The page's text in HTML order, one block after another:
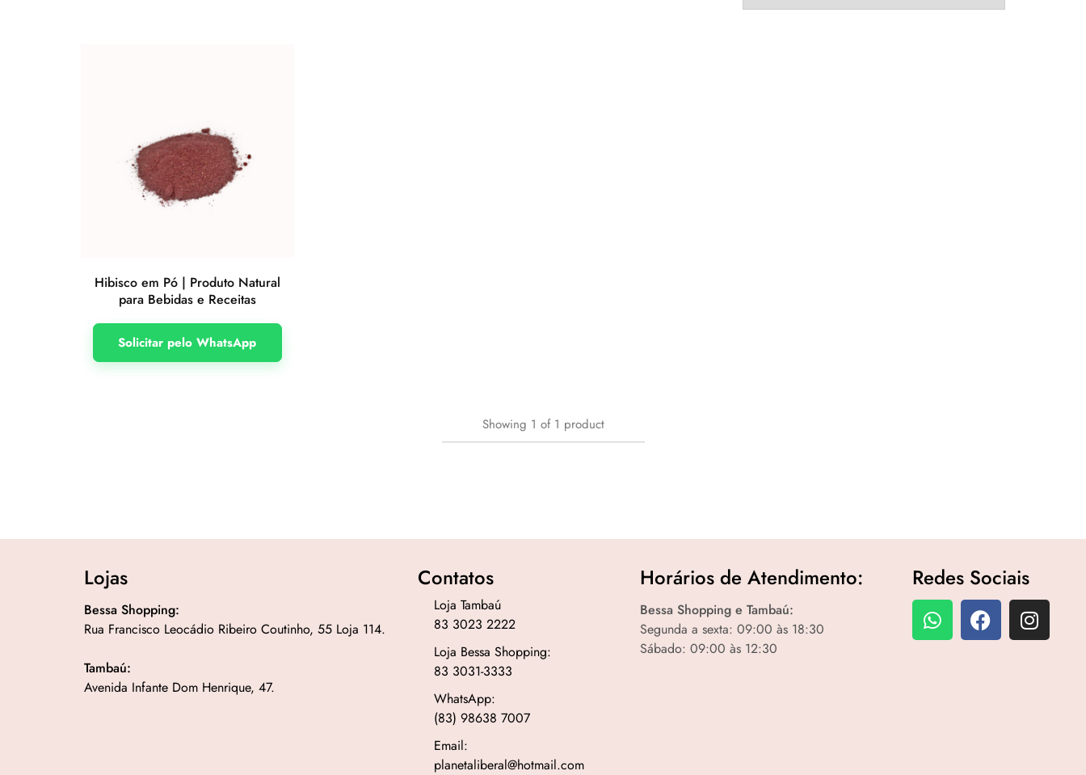
Hibisco em Pó | Produto Natural
para Bebidas e Receitas
Solicitar pelo WhatsApp
Showing 1 of 1 product
Lojas
Bessa Shopping:
Rua Francisco Leocádio Ribeiro Coutinho, 55 Loja 114.
Tambaú:
Avenida Infante Dom Henrique, 47.
Contatos
Loja Tambaú
83 3023 2222
Loja Bessa Shopping:
83 3031-3333
WhatsApp:
(83) 98638 7007
Email:
planetaliberal@hotmail.com
Horários de Atendimento:
Bessa Shopping e Tambaú:
Segunda a sexta: 09:00 às 18:30
Sábado: 09:00 às 12:30
Redes Sociais